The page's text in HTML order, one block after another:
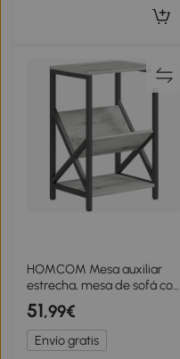
HOMCOM Mesa auxiliar
estrecha, mesa de sofá con
almacenamiento de 3
niveles, revistero en V,
estructura de acero,
40x30x61cm, gris oscuro
51,99€
Envío gratis